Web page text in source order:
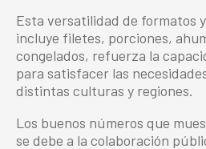
Esta versatilidad de formatos
incluye filetes, porciones,
congelados, refuerza la
para satisfacer las
distintas culturas y regiones.
Los buenos números que
se debe a la colaboración